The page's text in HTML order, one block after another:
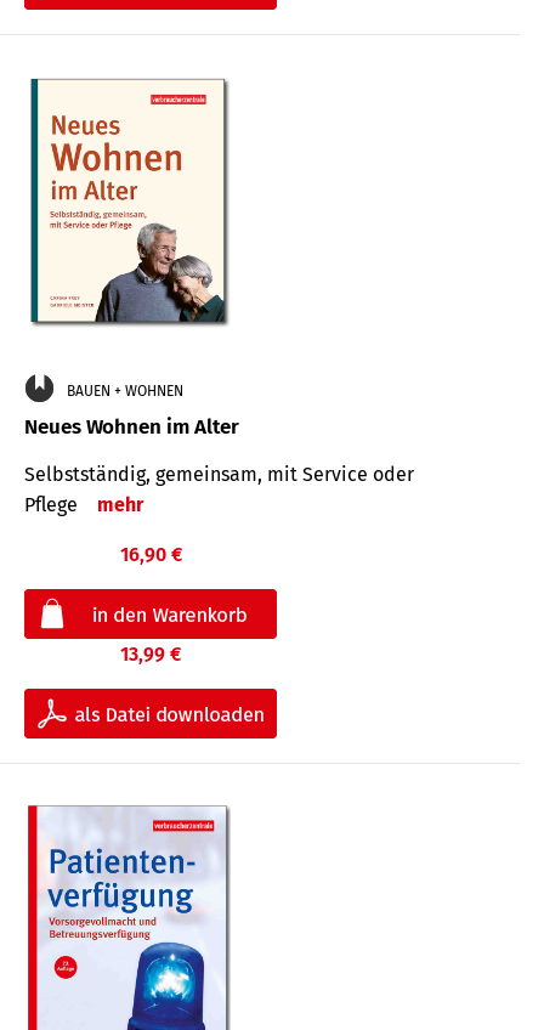
BAUEN + WOHNEN
Neues Wohnen im Alter
Selbstständig, gemeinsam, mit Service oder
Pflege
mehr
16,90 €
13,99 €